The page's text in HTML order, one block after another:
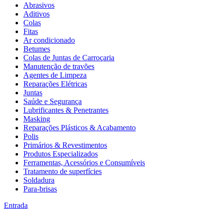
Abrasivos
Aditivos
Colas
Fitas
Ar condicionado
Betumes
Colas de Juntas de Carroçaria
Manutenção de travões
Agentes de Limpeza
Reparações Elétricas
Juntas
Saúde e Segurança
Lubrificantes & Penetrantes
Masking
Reparações Plásticos & Acabamento
Polis
Primários & Revestimentos
Produtos Especializados
Ferramentas, Acessórios e Consumíveis
Tratamento de superfícies
Soldadura
Para-brisas
Entrada